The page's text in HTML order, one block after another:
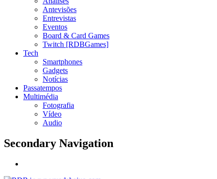
Antevisões
Entrevistas
Eventos
Board & Card Games
Twitch [RDBGames]
Tech
Smartphones
Gadgets
Notícias
Passatempos
Multimédia
Fotografia
Vídeo
Audio
Secondary Navigation